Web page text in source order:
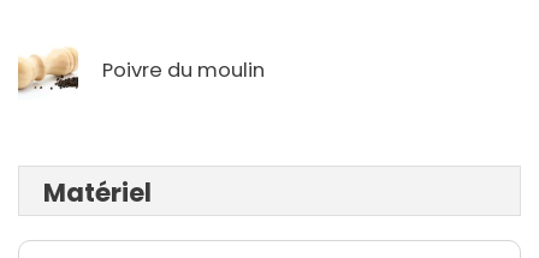
Poivre du moulin
Matériel